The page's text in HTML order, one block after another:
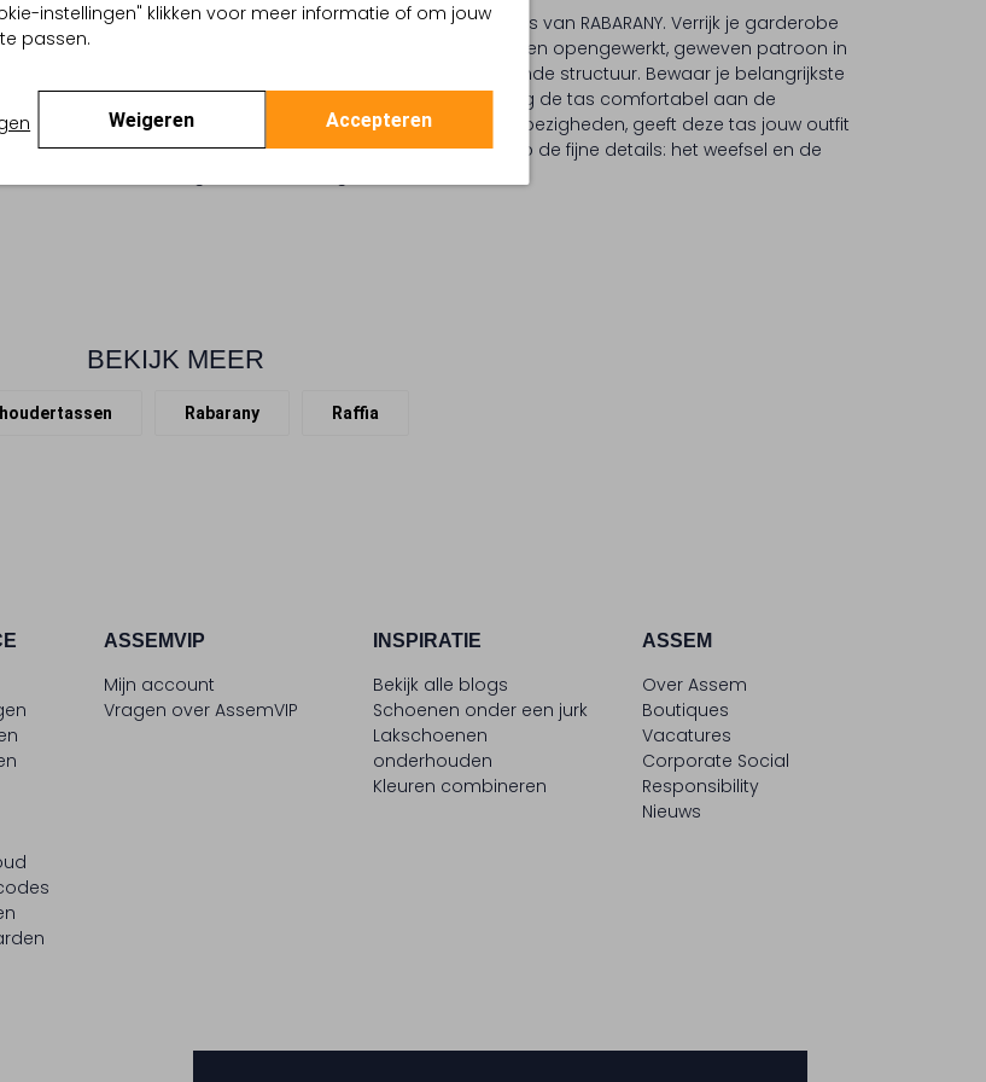
instellingen" klikken voor meer informatie of om jouw
passen.
Weigeren Accepteren
28
Nee
Dames, ontdek de MALETTE schoudertas van RABARANY. Verrijk je garderobe
met dit aardse element. De tas heeft een opengewerkt, geweven patroon in
een zachte beige tint met een opvallende structuur. Bewaar je belangrijkste
spullen veilig in het binnenvak en draag de tas comfortabel aan de
handvatten. Perfect voor je dagelijkse bezigheden, geeft deze tas jouw outfit
een natuurlijke uitstraling. Let tot slot op de fijne details: het weefsel en de
BEKIJK MEER
Rabarany Raffia
ASSEMVIP
Mijn account
Vragen over AssemVIP
INSPIRATIE
Bekijk alle blogs
Schoenen onder een jurk
Lakschoenen
onderhouden
Kleuren combineren
ASSEM
Over Assem
Boutiques
Vacatures
Corporate Social
Responsibility
Nieuws